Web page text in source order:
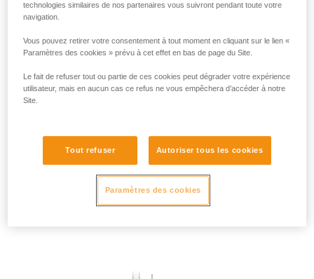
technologies similaires de nos partenaires vous suivront pendant toute votre
navigation.
Vous pouvez retirer votre consentement à tout moment en cliquant sur le lien «
Paramètres des cookies » prévu à cet effet en bas de page du Site.
Le fait de refuser tout ou partie de ces cookies peut dégrader votre expérience
utilisateur, mais en aucun cas ce refus ne vous empêchera d’accéder à notre
Site.
Tout refuser Autoriser tous les cookies
Paramètres des cookies